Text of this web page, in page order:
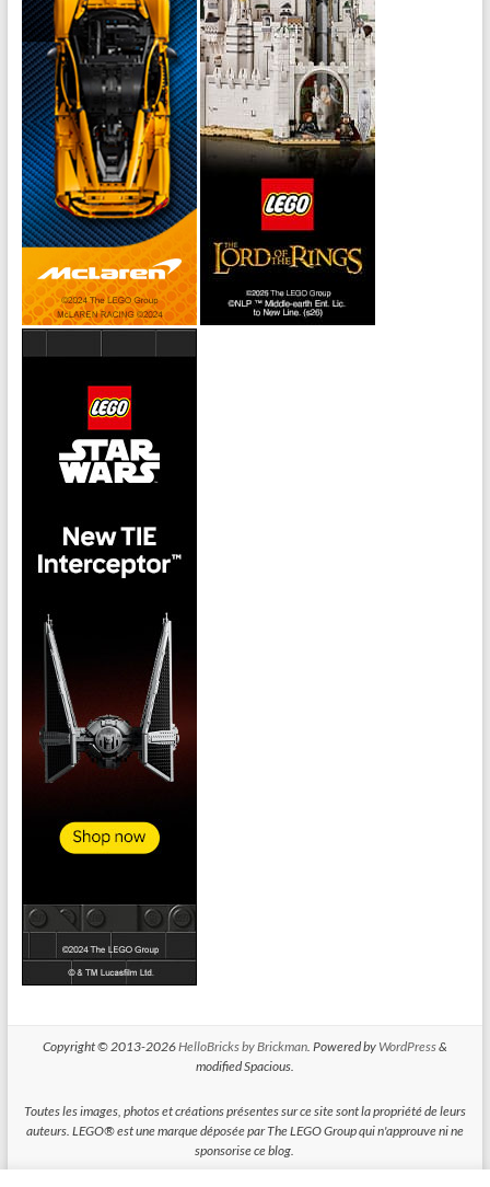
Copyright © 2013-2026HelloBricks by Brickman. Powered by WordPress&
modified Spacious.
Toutes les images, photos et créations présentes sur ce site sont la propriété de leurs
auteurs. LEGO® est une marque déposée par The LEGO Group qui n'approuve ni ne
sponsorise ce blog.